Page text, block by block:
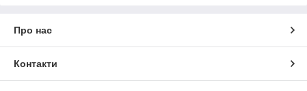
Про нас
Контакти